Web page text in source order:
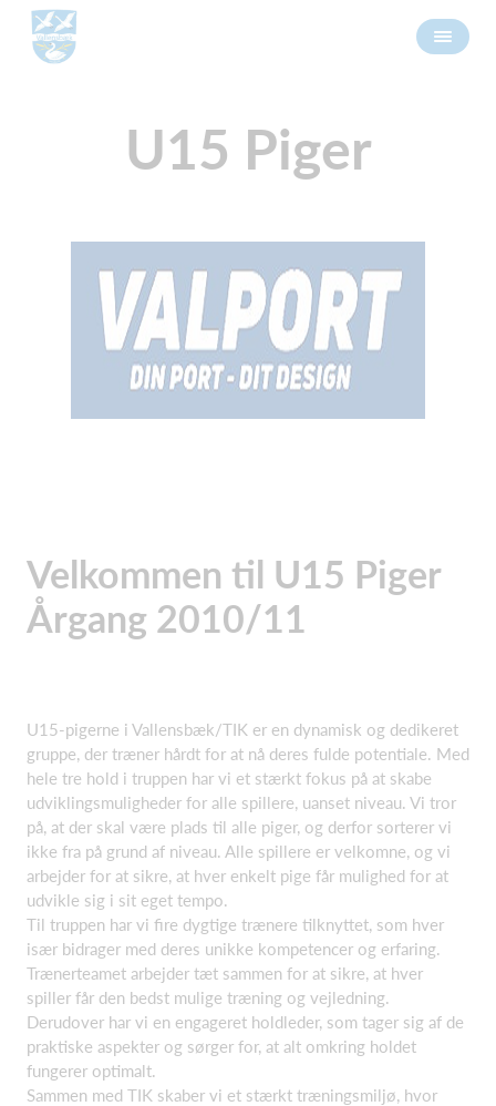
U15 Piger
Velkommen til U15 Piger
Årgang 2010/11
U15-pigerne i Vallensbæk/TIK er en dynamisk og dedikeret
gruppe, der træner hårdt for at nå deres fulde potentiale. Med
hele tre hold i truppen har vi et stærkt fokus på at skabe
udviklingsmuligheder for alle spillere, uanset niveau. Vi tror
på, at der skal være plads til alle piger, og derfor sorterer vi
ikke fra på grund af niveau. Alle spillere er velkomne, og vi
arbejder for at sikre, at hver enkelt pige får mulighed for at
udvikle sig i sit eget tempo.
Til truppen har vi fire dygtige trænere tilknyttet, som hver
især bidrager med deres unikke kompetencer og erfaring.
Trænerteamet arbejder tæt sammen for at sikre, at hver
spiller får den bedst mulige træning og vejledning.
Derudover har vi en engageret holdleder, som tager sig af de
praktiske aspekter og sørger for, at alt omkring holdet
fungerer optimalt.
Sammen med TIK skaber vi et stærkt træningsmiljø, hvor